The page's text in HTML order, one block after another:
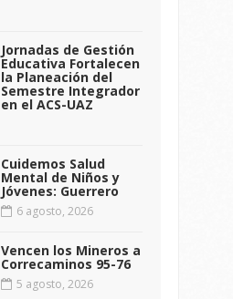
Jornadas de Gestión
Educativa Fortalecen
la Planeación del
Semestre Integrador
en el ACS-UAZ
Cuidemos Salud
Mental de Niños y
Jóvenes: Guerrero
6 agosto, 2026
Vencen los Mineros a
Correcaminos 95-76
5 agosto, 2026